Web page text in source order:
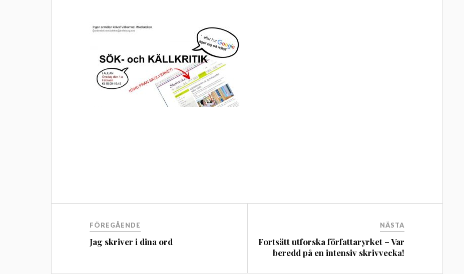
FÖREGÅENDE
Jag skriver i dina ord
NÄSTA
Fortsätt utforska författaryrket – Var
beredd på en intensiv skrivvecka!